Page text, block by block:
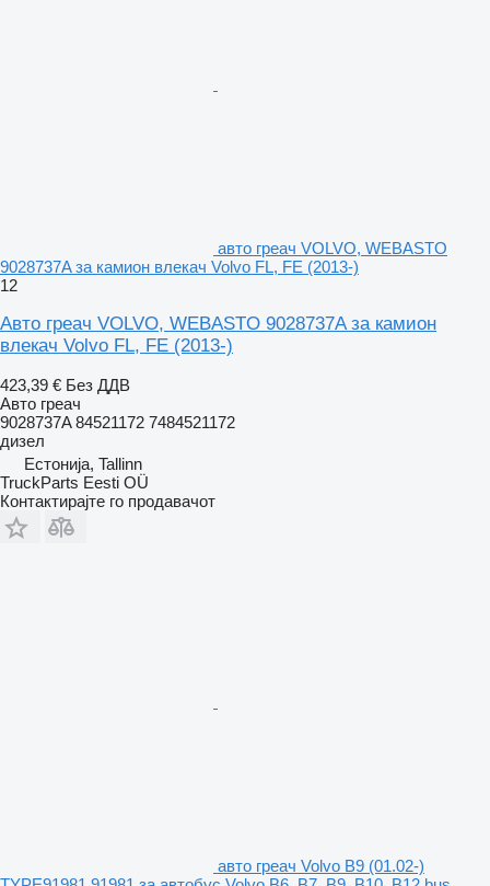
авто греач VOLVO, WEBASTO
9028737A за камион влекач Volvo FL, FE (2013-)
12
Авто греач VOLVO, WEBASTO 9028737A за камион
влекач Volvo FL, FE (2013-)
423,39 € Без ДДВ
Авто греач
9028737A 84521172 7484521172
дизел
Естонија, Tallinn
TruckParts Eesti OÜ
Контактирајте го продавачот
авто греач Volvo B9 (01.02-)